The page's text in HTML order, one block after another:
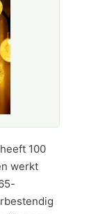
100
werkt